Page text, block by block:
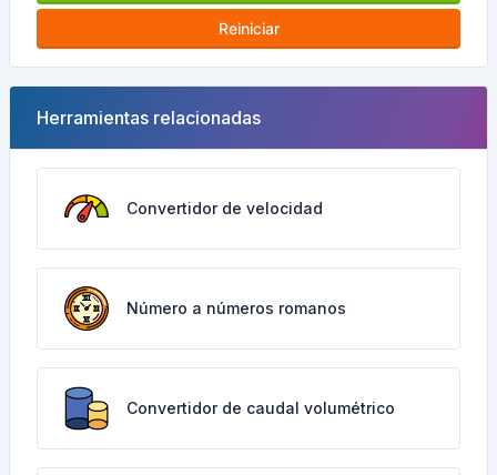
Reiniciar
Herramientas relacionadas
Convertidor de velocidad
Número a números romanos
Convertidor de caudal volumétrico